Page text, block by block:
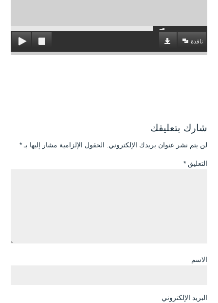
نافذة
شارك بتعليقك
لن يتم نشر عنوان بريدك الإلكتروني. الحقول الإلزامية مشار إليها بـ *
التعليق *
الاسم
البريد الإلكتروني